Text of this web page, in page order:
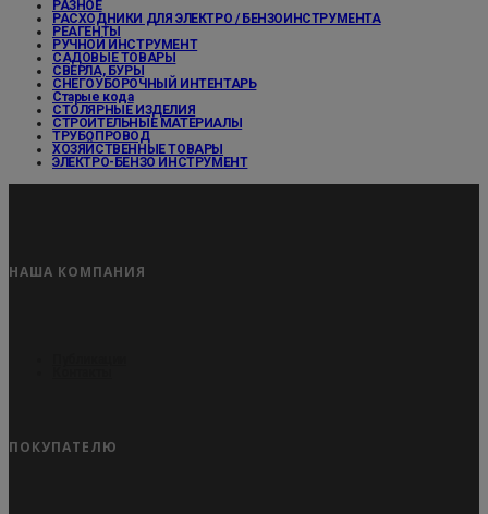
РАЗНОЕ
РАСХОДНИКИ ДЛЯ ЭЛЕКТРО / БЕНЗОИНСТРУМЕНТА
РЕАГЕНТЫ
РУЧНОЙ ИНСТРУМЕНТ
САДОВЫЕ ТОВАРЫ
СВЕРЛА, БУРЫ
СНЕГОУБОРОЧНЫЙ ИНТЕНТАРЬ
Старые кода
СТОЛЯРНЫЕ ИЗДЕЛИЯ
СТРОИТЕЛЬНЫЕ МАТЕРИАЛЫ
ТРУБОПРОВОД
ХОЗЯЙСТВЕННЫЕ ТОВАРЫ
ЭЛЕКТРО-БЕНЗО ИНСТРУМЕНТ
НАША КОМПАНИЯ
ПОКУПАТЕЛЮ